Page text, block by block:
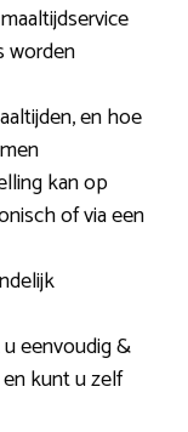
worden
en hoe
kan op
of via een
eenvoudig &
kunt u zelf